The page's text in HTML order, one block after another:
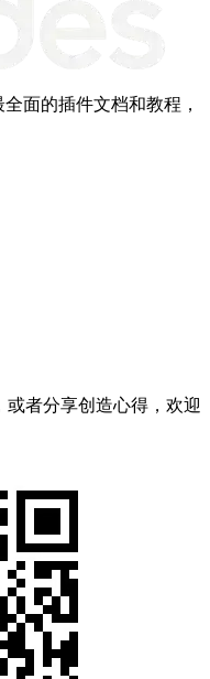
面的插件文档和教程，
者分享创造心得，欢迎